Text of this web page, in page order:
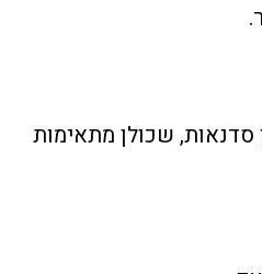
סדנאות, שכולן מתאימות